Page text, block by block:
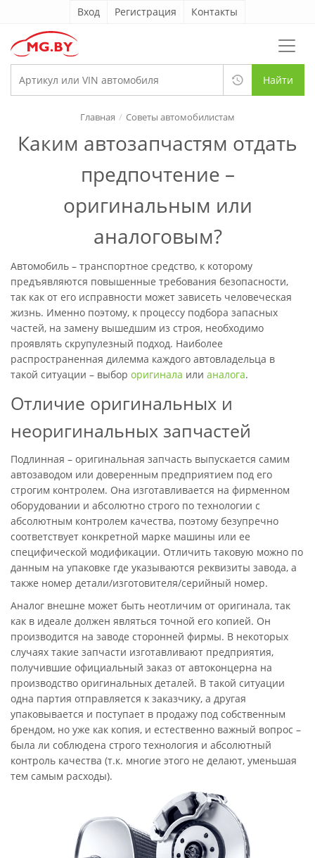
Вход Регистрация Контакты
Найти
Каким автозапчастям отдать
предпочтение –
оригинальным или
аналоговым?
Главная Советы автомобилистам
Автомобиль – транспортное средство, к которому
предъявляются повышенные требования безопасности,
так как от его исправности может зависеть человеческая
жизнь. Именно поэтому, к процессу подбора запасных
частей, на замену вышедшим из строя, необходимо
проявлять скрупулезный подход. Наиболее
распространенная дилемма каждого автовладельца в
такой ситуации – выбор оригинала или аналога.
Отличие оригинальных и
неоригинальных запчастей
Подлинная – оригинальная запчасть выпускается самим
автозаводом или доверенным предприятием под его
строгим контролем. Она изготавливается на фирменном
оборудовании и абсолютно строго по технологии с
абсолютным контролем качества, поэтому безупречно
соответствует конкретной марке машины или ее
специфической модификации. Отличить таковую можно по
данным на упаковке где указываются реквизиты завода, а
также номер детали/изготовителя/серийный номер.
Аналог внешне может быть неотличим от оригинала, так
как в идеале должен являться точной его копией. Он
производится на заводе сторонней фирмы. В некоторых
случаях такие запчасти изготавливают предприятия,
получившие официальный заказ от автоконцерна на
производство оригинальных деталей. В такой ситуации
одна партия отправляется к заказчику, а другая
упаковывается и поступает в продажу под собственным
брендом, но уже как копия, и естественно важный вопрос –
была ли соблюдена строго технология и абсолютный
контроль качества (т.к. многие этого не делают, уменьшая
тем самым расходы).